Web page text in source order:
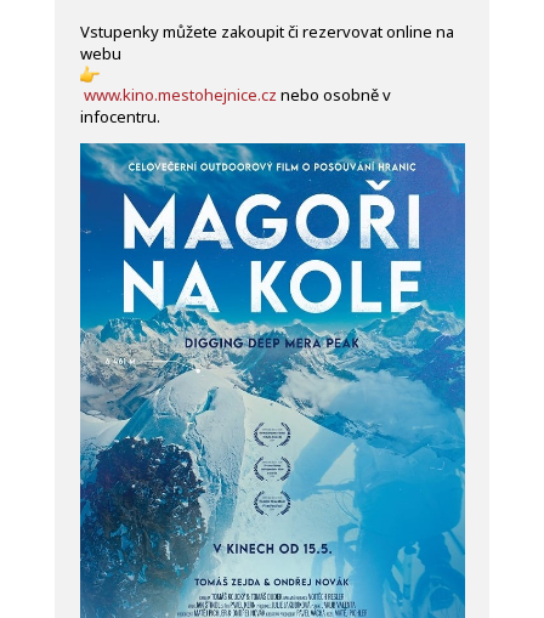
Vstupenky můžete zakoupit či rezervovat online na
webu
www.kino.mestohejnice.cz nebo osobně v
infocentru.